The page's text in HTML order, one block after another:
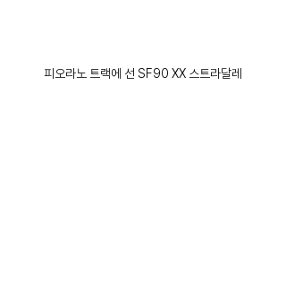
피오라노 트랙에 선 SF90 XX 스트라달레